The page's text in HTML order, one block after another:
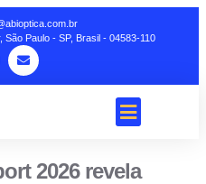
São Paulo - SP, Brasil - 04583-110
2026 revela